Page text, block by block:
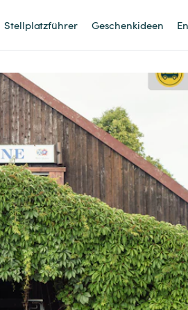
Stellplatzführer Geschenkideen